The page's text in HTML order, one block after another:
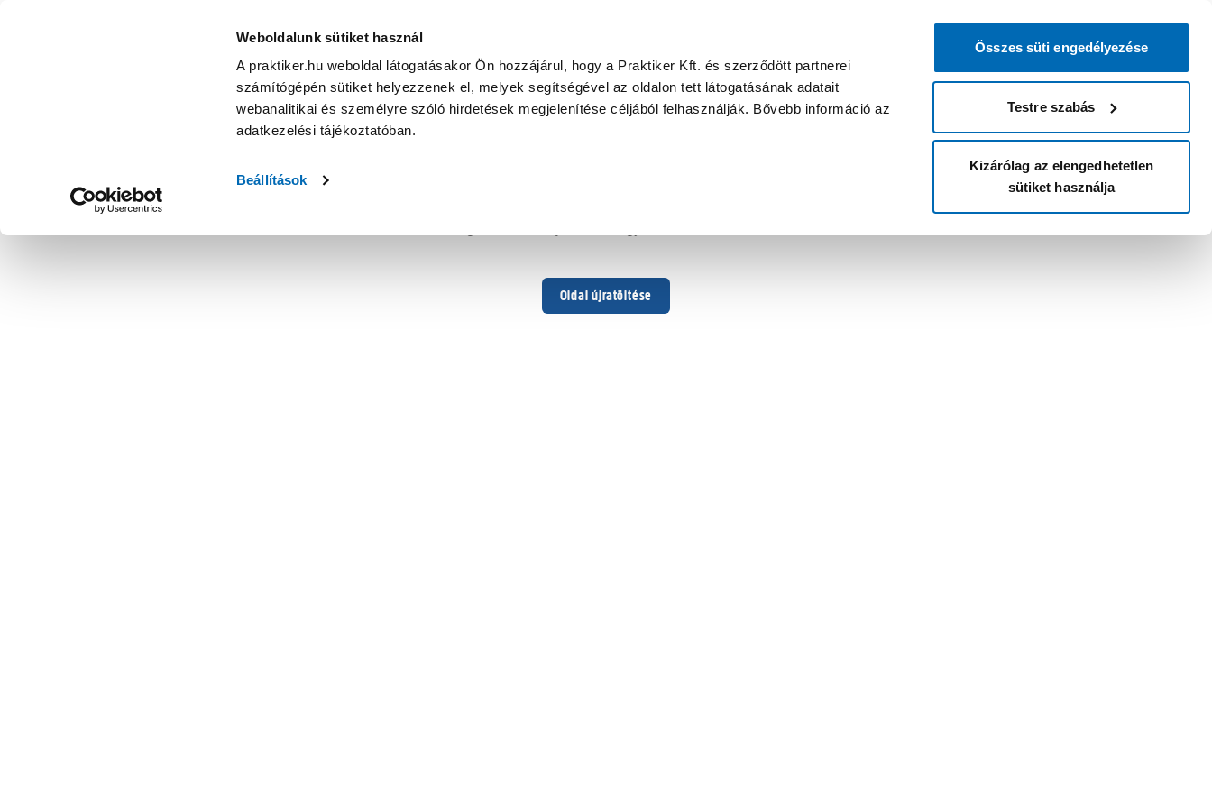
Weboldalunk sütiket használ
A praktiker.hu weboldal látogatásakor Ön hozzájárul, hogy a Praktiker Kft. és szerződött partnerei
számítógépén sütiket helyezzenek el, melyek segítségével az oldalon tett látogatásának adatait
webanalitikai és személyre szóló hirdetések megjelenítése céljából felhasználják. Bővebb információ az
adatkezelési tájékoztatóban.
Beállítások
Összes süti engedélyezése
Testre szabás
Kizárólag az elengedhetetlen
sütiket használja
Oldal újratöltése